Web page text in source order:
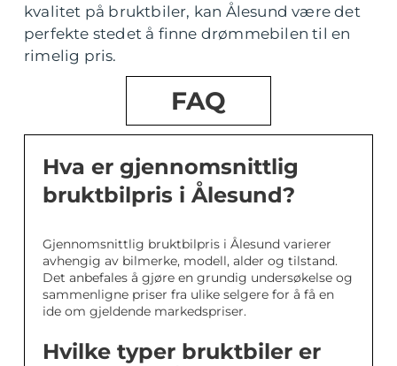
kvalitet på bruktbiler, kan Ålesund være det
perfekte stedet å finne drømmebilen til en
rimelig pris.
FAQ
Hva er gjennomsnittlig
bruktbilpris i Ålesund?
Gjennomsnittlig bruktbilpris i Ålesund varierer
avhengig av bilmerke, modell, alder og tilstand.
Det anbefales å gjøre en grundig undersøkelse og
sammenligne priser fra ulike selgere for å få en
ide om gjeldende markedspriser.
Hvilke typer bruktbiler er